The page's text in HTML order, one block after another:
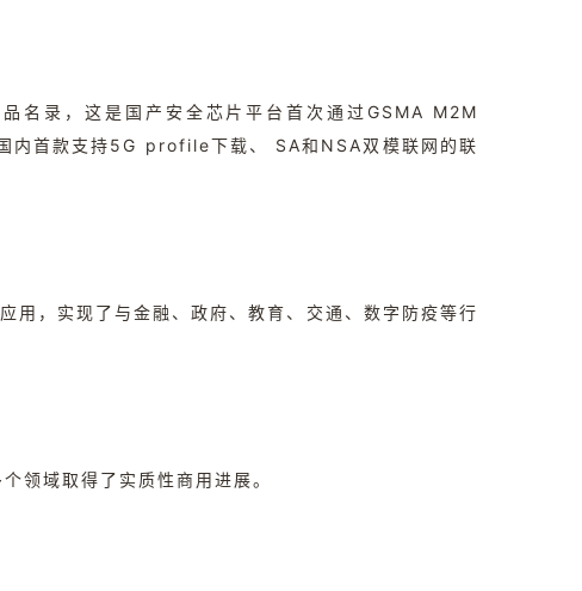
名录，这是国产安全芯片平台首次通过GSMA M2M
内首款支持5G profile下载、 SA和NSA双模联网的联
用，实现了与金融、政府、教育、交通、数字防疫等行
领域取得了实质性商用进展。